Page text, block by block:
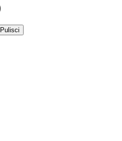
Pulisci